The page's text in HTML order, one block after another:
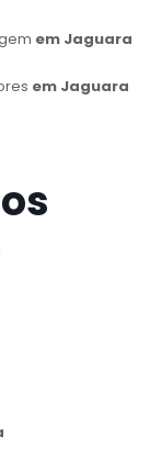
em Jaguara
em Jaguara